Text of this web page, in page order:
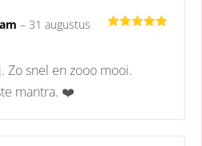
– 31 augustus
Zo snel en zooo mooi.
mantra. ❤️